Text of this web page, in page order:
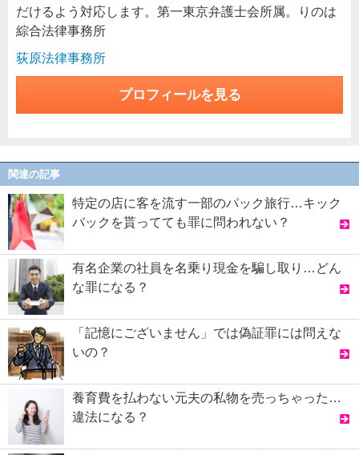
だけるよう対応します。第一東京弁護士会所属。りのは
綜合法律事務所
荻原法律事務所
プロフィールを見る
関連の記事
特定の店に客を流す一部のパック旅行…キック
バックを貰ってても罪に問われない？
有名企業の社員を名乗り現金を騙し取り…どん
な罪になる？
「記憶にございません」では偽証罪には問えな
いの？
養育費を払わない元夫の私物を売っちゃった…
違法になる？